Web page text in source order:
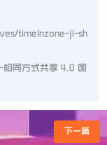
timelnzone-ji-sh
同方式共享 4.0 国
下一篇